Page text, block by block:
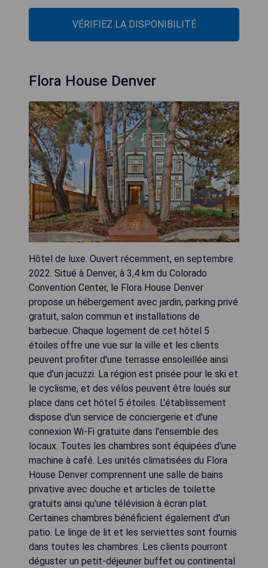
VÉRIFIEZ LA DISPONIBILITÉ
Flora House Denver
Hôtel de luxe. Ouvert récemment, en septembre
2022. Situé à Denver, à 3,4 km du Colorado
Convention Center, le Flora House Denver
propose un hébergement avec jardin, parking privé
gratuit, salon commun et installations de
barbecue. Chaque logement de cet hôtel 5
étoiles offre une vue sur la ville et les clients
peuvent profiter d'une terrasse ensoleillée ainsi
que d'un jacuzzi. La région est prisée pour le ski et
le cyclisme, et des vélos peuvent être loués sur
place dans cet hôtel 5 étoiles. L'établissement
dispose d'un service de conciergerie et d'une
connexion Wi-Fi gratuite dans l'ensemble des
locaux. Toutes les chambres sont équipées d'une
machine à café. Les unités climatisées du Flora
House Denver comprennent une salle de bains
privative avec douche et articles de toilette
gratuits ainsi qu'une télévision à écran plat.
Certaines chambres bénéficient également d'un
patio. Le linge de lit et les serviettes sont fournis
dans toutes les chambres. Les clients pourront
déguster un petit-déjeuner buffet ou continental